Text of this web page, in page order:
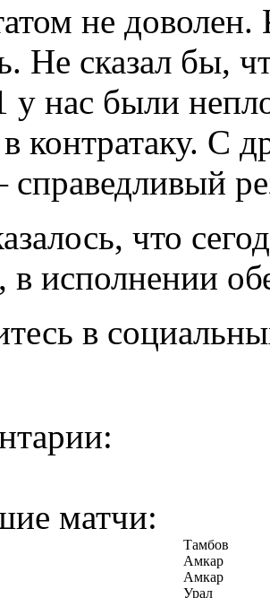
не
Не сказал бы,
у нас были
контратаку. С
что
в исполнении
в
матчи:
Тамбов
Амкар
Амкар
Урал